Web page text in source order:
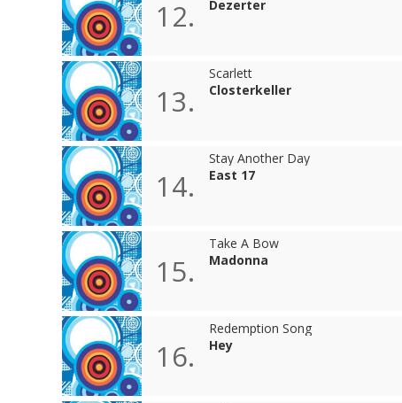
12.
Dezerter
13.
Scarlett
Closterkeller
14.
Stay Another Day
East 17
15.
Take A Bow
Madonna
16.
Redemption Song
Hey